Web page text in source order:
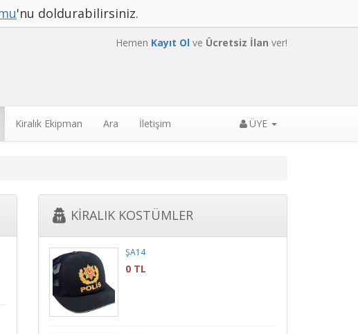
'nu doldurabilirsiniz.
Hemen Kayıt Ol ve Ücretsiz İlan ver!
Kiralık Ekipman Ara İletişim ÜYE
KİRALIK KOSTÜMLER
ŞA14
0 TL